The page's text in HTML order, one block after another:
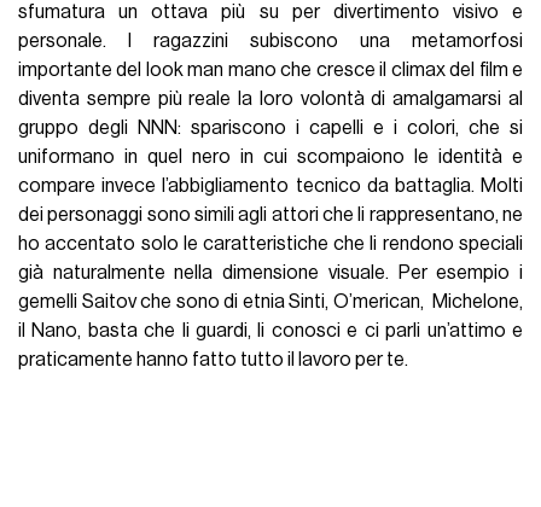
sfumatura un ottava più su per divertimento visivo e
personale. I ragazzini subiscono una metamorfosi
importante del look man mano che cresce il climax del film e
diventa sempre più reale la loro volontà di amalgamarsi al
gruppo degli NNN: spariscono i capelli e i colori, che si
uniformano in quel nero in cui scompaiono le identità e
compare invece l’abbigliamento tecnico da battaglia. Molti
dei personaggi sono simili agli attori che li rappresentano, ne
ho accentato solo le caratteristiche che li rendono speciali
già naturalmente nella dimensione visuale. Per esempio i
gemelli Saitov che sono di etnia Sinti, O’merican, Michelone,
il Nano, basta che li guardi, li conosci e ci parli un’attimo e
praticamente hanno fatto tutto il lavoro per te.